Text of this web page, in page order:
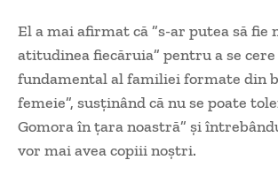
El a mai afirmat că ”s-ar putea să fie
atitudinea fiecăruia” pentru a se
fundamental al familiei formate din
femeie”, susţinând că nu se poate
Gomora în ţara noastră” şi
vor mai avea copiii noştri.